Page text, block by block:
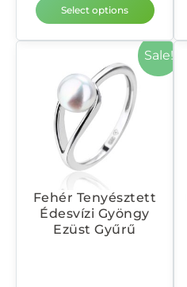
Select options
Sale!
Fehér Tenyésztett
Édesvízi Gyöngy
Ezüst Gyűrű